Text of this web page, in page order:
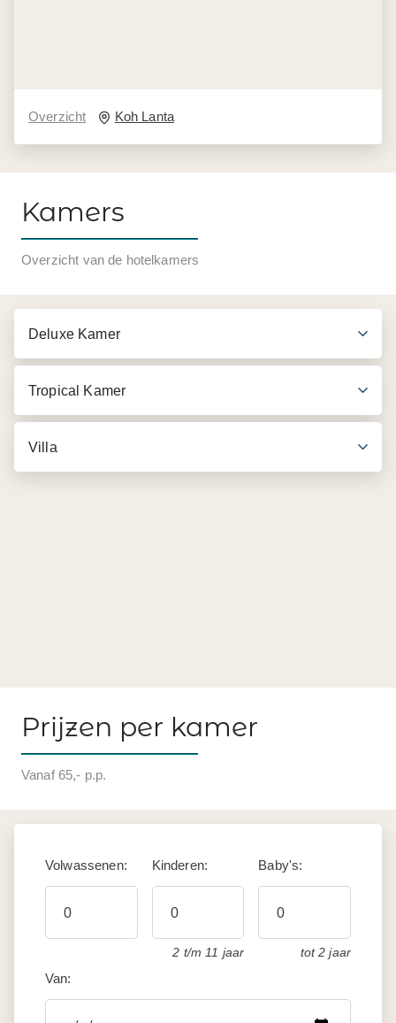
Overzicht Koh Lanta
Kamers
Overzicht van de hotelkamers
Deluxe Kamer
Tropical Kamer
Villa
Prijzen per kamer
Vanaf 65,- p.p.
Volwassenen: Kinderen:
2 t/m 11 jaar
Baby's:
tot 2 jaar
Van: